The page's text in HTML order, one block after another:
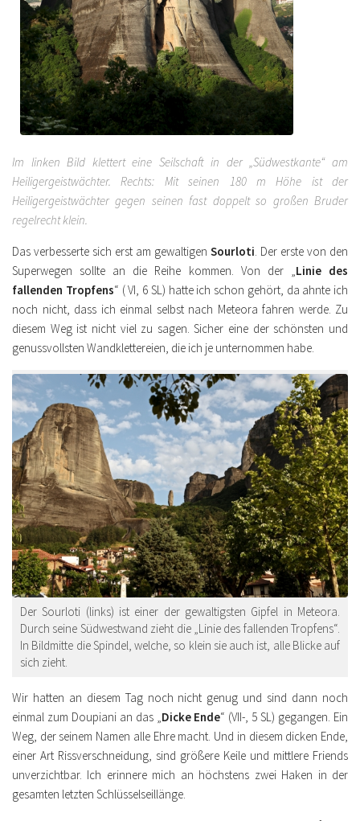
Im linken Bild klettert eine Seilschaft in der „Südwestkante“ am
Heiligergeistwächter. Rechts: Mit seinen 180 m Höhe ist der
Heiligergeistwächter gegen seinen fast doppelt so großen Bruder
regelrecht klein.
Das verbesserte sich erst am gewaltigen Sourloti . Der erste von den
Superwegen sollte an die Reihe kommen. Von der „ Linie des
fallenden Tropfens“ ( VI, 6 SL) hatte ich schon gehört, da ahnte ich
noch nicht, dass ich einmal selbst nach Meteora fahren werde. Zu
diesem Weg ist nicht viel zu sagen. Sicher eine der schönsten und
genussvollsten Wandklettereien, die ich je unternommen habe.
Der Sourloti (links) ist einer der gewaltigsten Gipfel in Meteora.
Durch seine Südwestwand zieht die „Linie des fallenden Tropfens“.
In Bildmitte die Spindel, welche, so klein sie auch ist, alle Blicke auf
sich zieht.
Wir hatten an diesem Tag noch nicht genug und sind dann noch
einmal zum Doupiani an das „Dicke Ende“ (VII-, 5 SL) gegangen. Ein
Weg, der seinem Namen alle Ehre macht. Und in diesem dicken Ende,
einer Art Rissverschneidung, sind größere Keile und mittlere Friends
unverzichtbar. Ich erinnere mich an höchstens zwei Haken in der
gesamten letzten Schlüsselseillänge.